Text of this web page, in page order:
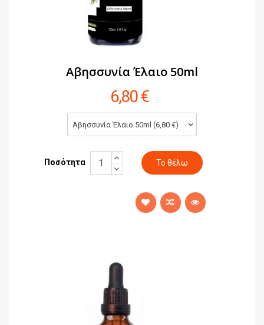
Αβησσυνία Έλαιο 50ml
6,80 €
Αβησσυνία Έλαιο 50ml (6,80 €)
Ποσότητα